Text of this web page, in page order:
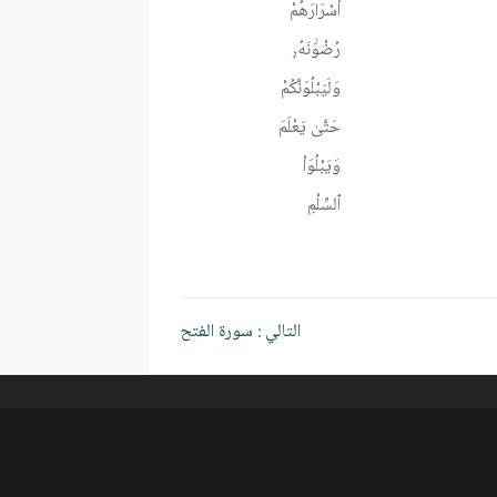
أَسْرَارَهُمْ
رُضْوَٰنَهُ٫
وَلَيَبْلُوَنَّكُمْ
حَتَّىٰ يَعْلَمَ
وَيَبْلُوَاْ
ٱلسِّلْمِ
التالي : سورة الفتح